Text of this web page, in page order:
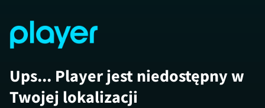
Ups... Player jest niedostępny w
Twojej lokalizacji